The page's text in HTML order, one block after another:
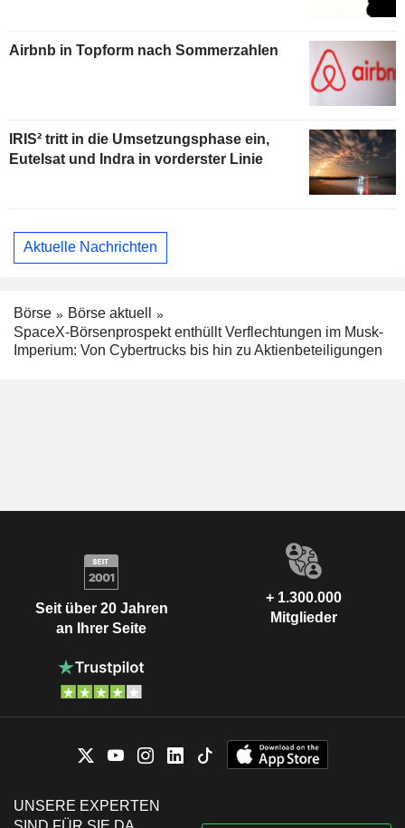
Airbnb in Topform nach Sommerzahlen
IRIS² tritt in die Umsetzungsphase ein,
Eutelsat und Indra in vorderster Linie
Aktuelle Nachrichten
Börse
Börse aktuell
SpaceX-Börsenprospekt enthüllt Verflechtungen im Musk-
Imperium: Von Cybertrucks bis hin zu Aktienbeteiligungen
Seit über 20 Jahren
an Ihrer Seite
+ 1.300.000
Mitglieder
UNSERE EXPERTEN